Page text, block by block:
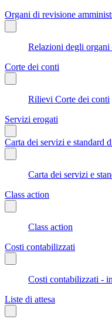
Organi di revisione
Relazioni degli
Corte dei conti
Rilievi Corte dei conti
Servizi erogati
Carta dei servizi e standard
Carta dei servizi e
Class action
Class action
Costi contabilizzati
Costi contabilizzati -
Liste di attesa